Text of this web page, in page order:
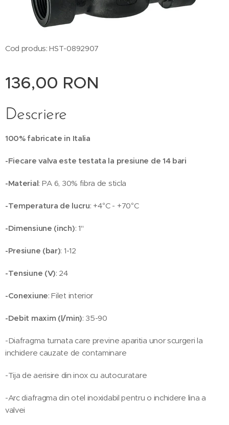
Cod produs: HST-0892907
136,00 RON
Descriere
100% fabricate in Italia
-Fiecare valva este testata la presiune de 14 bari
-Material: PA 6, 30% fibra de sticla
-Temperatura de lucru: +4°C - +70°C
-Dimensiune (inch): 1"
-Presiune (bar): 1-12
-Tensiune (V): 24
-Conexiune: Filet interior
-Debit maxim (l/min): 35-90
-Diafragma turnata care previne aparitia unor scurgeri la
inchidere cauzate de contaminare
-Tija de aerisire din inox cu autocuratare
-Arc diafragma din otel inoxidabil pentru o inchidere lina a
valvei